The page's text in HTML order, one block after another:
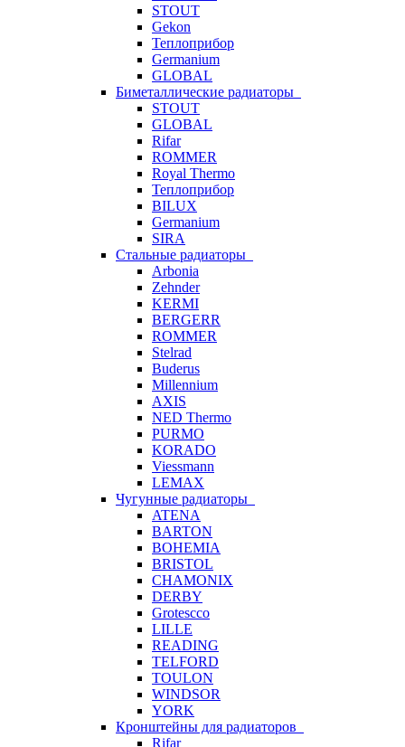
STOUT
Gekon
Теплоприбор
Germanium
GLOBAL
Биметаллические радиаторы
STOUT
GLOBAL
Rifar
ROMMER
Royal Thermo
Теплоприбор
BILUX
Germanium
SIRA
Стальные радиаторы
Arbonia
Zehnder
KERMI
BERGERR
ROMMER
Stelrad
Buderus
Millennium
AXIS
NED Thermo
PURMO
KORADO
Viessmann
LEMAX
Чугунные радиаторы
ATENA
BARTON
BOHEMIA
BRISTOL
CHAMONIX
DERBY
Grotescco
LILLE
READING
TELFORD
TOULON
WINDSOR
YORK
Кронштейны для радиаторов
Rifar